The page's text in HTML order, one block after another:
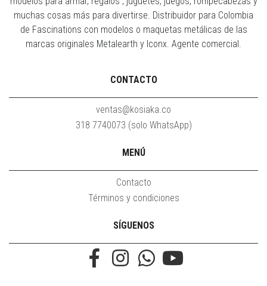
muchas cosas más para divertirse. Distribuidor para Colombia
de Fascinations con modelos o maquetas metálicas de las
marcas originales Metalearth y Iconx. Agente comercial.
CONTACTO
ventas@kosiaka.co
318 7740073 (solo WhatsApp)
MENÚ
Contacto
Términos y condiciones
SÍGUENOS